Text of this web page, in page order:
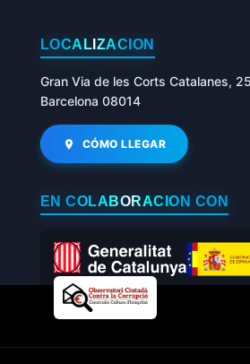
LOCALIZACIÓN
Gran Via de les Corts Catalanes,
Barcelona 08014
CÓMO LLEGAR
EN COLABORACIÓN CON